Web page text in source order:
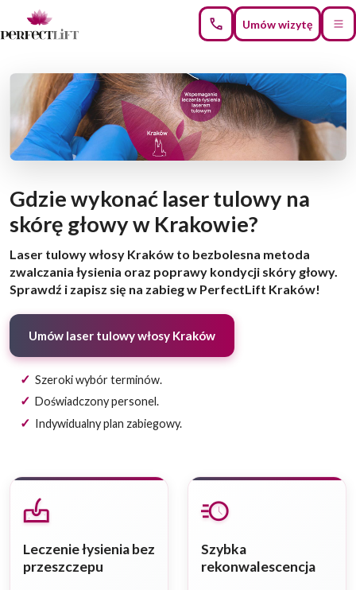
Umów wizytę
Gdzie wykonać laser tulowy na
skórę głowy w Krakowie?
Laser tulowy włosy Kraków to bezbolesna metoda
zwalczania łysienia oraz poprawy kondycji skóry głowy.
Sprawdź i zapisz się na zabieg w PerfectLift Kraków!
Umów laser tulowy włosy Kraków
Szeroki wybór terminów.
Doświadczony personel.
Indywidualny plan zabiegowy.
dermatology
Leczenie łysienia bez
przeszczepu
acute
Szybka
rekonwalescencja